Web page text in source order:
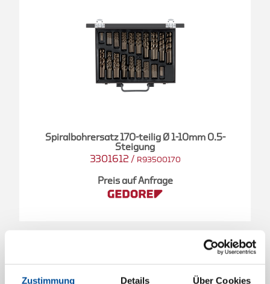
Zustimmung Details Über Cookies
Spiralbohrersatz 170-teilig Ø 1-10mm 0.5-
Steigung
3301612 / R93500170
Preis auf Anfrage